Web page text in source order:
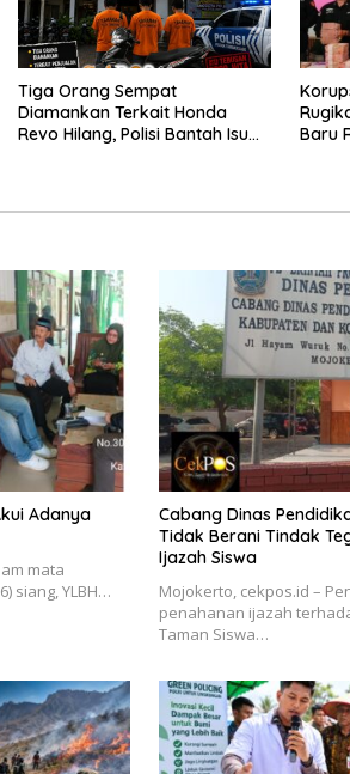
Tiga Orang Sempat
Diamankan Terkait Honda
Revo Hilang, Polisi Bantah Isu
Baru
Adanya
mata
siang, YLBH…
Cabang Dinas
Tidak Berani Tindak
Ijazah Siswa
Mojokerto, cekpos.id –
penahanan ijazah
Taman Siswa…